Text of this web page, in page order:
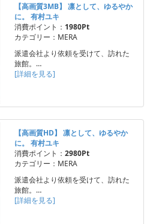
【高画質3MB】 凛として、ゆるやか
に。 有村ユキ
消費ポイント： 1980Pt
カテゴリー：MERA
派遣会社より依頼を受けて、訪れた
旅館。…
[詳細を見る]
【高画質HD】 凛として、ゆるやか
に。 有村ユキ
消費ポイント： 2980Pt
カテゴリー：MERA
派遣会社より依頼を受けて、訪れた
旅館。…
[詳細を見る]